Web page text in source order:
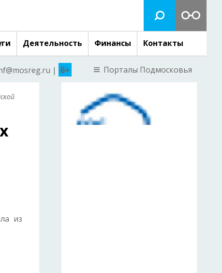
Деятельность Финансы Контакты
| 6+ Порталы Подмосковья
из